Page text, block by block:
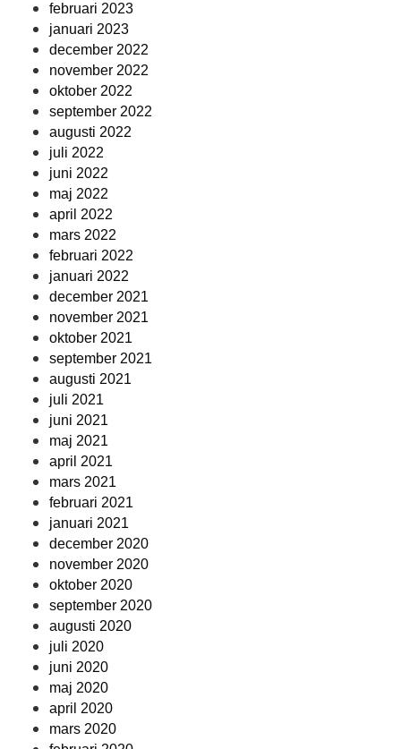
februari 2023
januari 2023
december 2022
november 2022
oktober 2022
september 2022
augusti 2022
juli 2022
juni 2022
maj 2022
april 2022
mars 2022
februari 2022
januari 2022
december 2021
november 2021
oktober 2021
september 2021
augusti 2021
juli 2021
juni 2021
maj 2021
april 2021
mars 2021
februari 2021
januari 2021
december 2020
november 2020
oktober 2020
september 2020
augusti 2020
juli 2020
juni 2020
maj 2020
april 2020
mars 2020